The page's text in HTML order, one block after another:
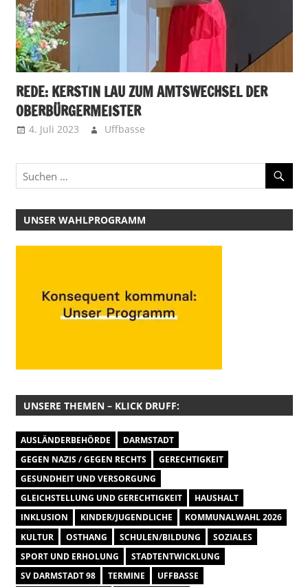
REDE: KERSTIN LAU ZUM AMTSWECHSEL DER
OBERBÜRGERMEISTER
4. Juli 2023 Uffbasse
UNSER WAHLPROGRAMM
UNSERE THEMEN – KLICK DRUFF:
AUSLÄNDERBEHÖRDE
DARMSTADT
GEGEN NAZIS / GEGEN RECHTS
GERECHTIGKEIT
GESUNDHEIT UND VERSORGUNG
GLEICHSTELLUNG UND GERECHTIGKEIT
HAUSHALT
INKLUSION
KINDER/JUGENDLICHE
KOMMUNALWAHL 2026
KULTUR
OSTHANG SCHULEN/BILDUNG
SOZIALES
SPORT UND ERHOLUNG
STADTENTWICKLUNG
SV DARMSTADT 98
TERMINE UFFBASSE